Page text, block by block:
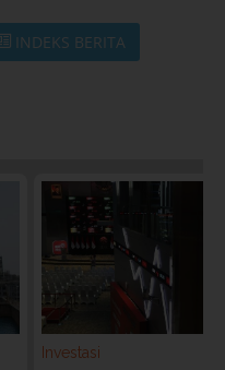
INDEKS BERITA
Investasi